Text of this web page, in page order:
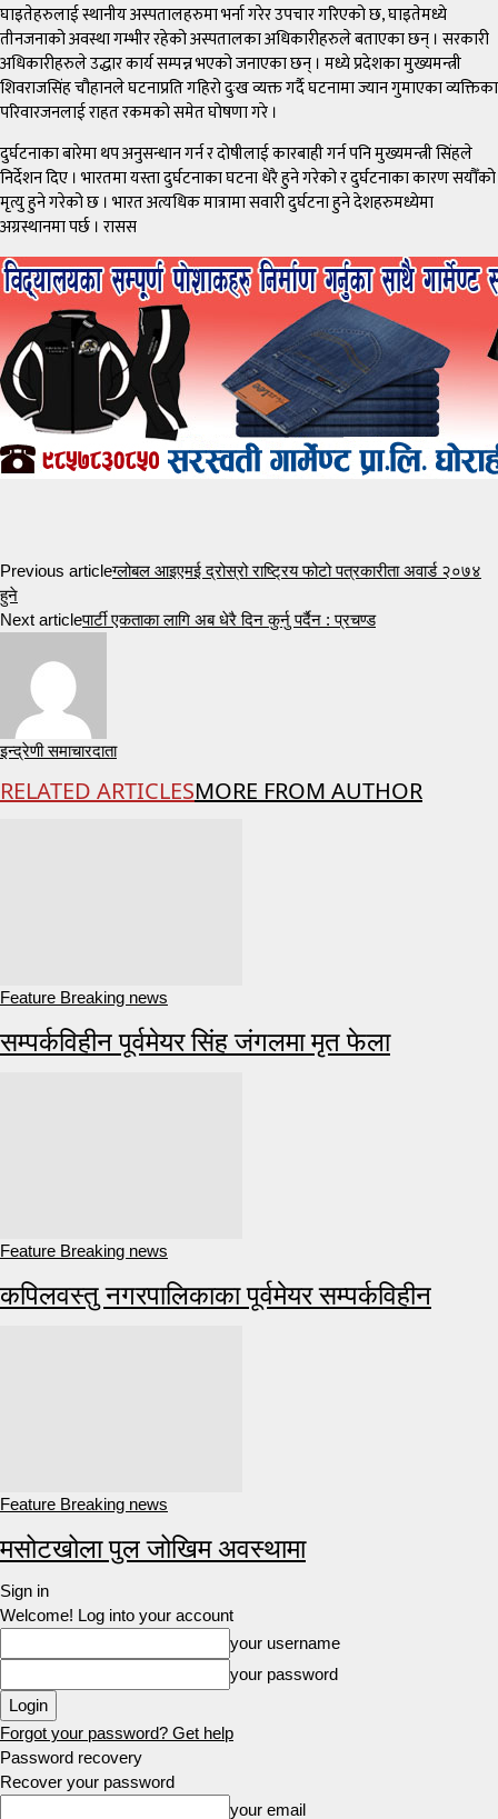
घाइतेहरुलाई स्थानीय अस्पतालहरुमा भर्ना गरेर उपचार गरिएको छ, घाइतेमध्ये
तीनजनाको अवस्था गम्भीर रहेको अस्पतालका अधिकारीहरुले बताएका छन् । सरकारी
अधिकारीहरुले उद्धार कार्य सम्पन्न भएको जनाएका छन् । मध्ये प्रदेशका मुख्यमन्त्री
शिवराजसिंह चौहानले घटनाप्रति गहिरो दुःख व्यक्त गर्दै घटनामा ज्यान गुमाएका व्यक्तिका
परिवारजनलाई राहत रकमको समेत घोषणा गरे ।
दुर्घटनाका बारेमा थप अनुसन्धान गर्न र दोषीलाई कारबाही गर्न पनि मुख्यमन्त्री सिंहले
निर्देशन दिए । भारतमा यस्ता दुर्घटनाका घटना धेरै हुने गरेको र दुर्घटनाका कारण सयौँको
मृत्यु हुने गरेको छ । भारत अत्यधिक मात्रामा सवारी दुर्घटना हुने देशहरुमध्येमा
अग्रस्थानमा पर्छ । रासस
Previous articleग्लोबल आइएमई द्रोस्रो राष्ट्रिय फोटो पत्रकारीता अवार्ड २०७४
हुने
Next articleपार्टी एकताका लागि अब धेरै दिन कुर्नु पर्दैन : प्रचण्ड
इन्द्रेणी समाचारदाता
RELATED ARTICLESMORE FROM AUTHOR
Feature Breaking news
सम्पर्कविहीन पूर्वमेयर सिंह जंगलमा मृत फेला
Feature Breaking news
कपिलवस्तु नगरपालिकाका पूर्वमेयर सम्पर्कविहीन
Feature Breaking news
मसोटखोला पुल जोखिम अवस्थामा
Sign in
Welcome! Log into your account
your username
your password
Forgot your password? Get help
Password recovery
Recover your password
your email